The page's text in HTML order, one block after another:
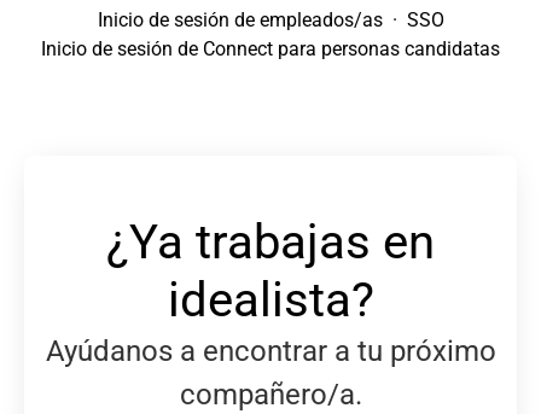
Inicio de sesión de empleados/as · SSO
Inicio de sesión de Connect para personas candidatas
¿Ya trabajas en
idealista?
Ayúdanos a encontrar a tu próximo
compañero/a.